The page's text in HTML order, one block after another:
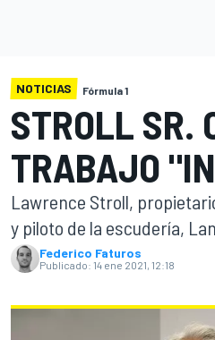
INDYCAR
NOTICIAS Fórmula 1
STROLL SR.
TRABAJO
Lawrence Stroll,
y piloto de la escudería,
Federico Faturos
Publicado: 14 ene 2021, 12:18